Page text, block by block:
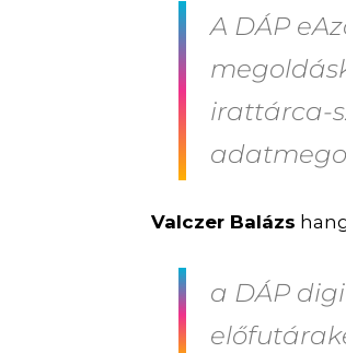
A DÁP
irattárca-
Valczer Balázs
a DÁP